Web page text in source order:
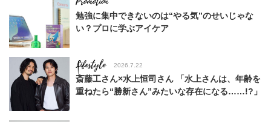
勉強に集中できないのは“やる気”のせいじゃな
い？プロに学ぶアイケア
Lifestyle 2026.7.22
斎藤工さん×水上恒司さん 「水上さんは、年齢を
重ねたら“勝新さん”みたいな存在になる……!?」